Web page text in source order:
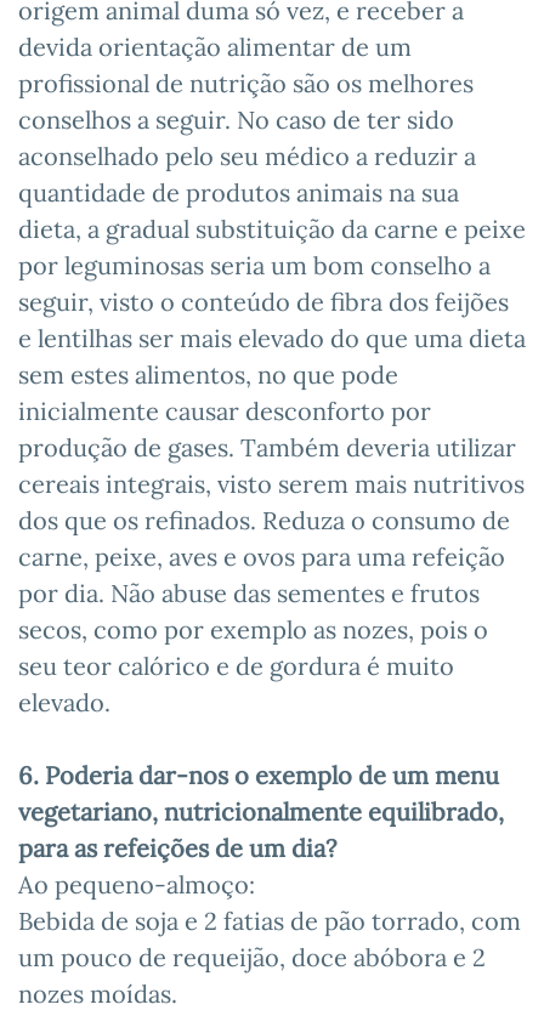
origem animal duma só vez, e receber a
devida orientação alimentar de um
profissional de nutrição são os melhores
conselhos a seguir. No caso de ter sido
aconselhado pelo seu médico a reduzir a
quantidade de produtos animais na sua
dieta, a gradual substituição da carne e peixe
por leguminosas seria um bom conselho a
seguir, visto o conteúdo de fibra dos feijões
e lentilhas ser mais elevado do que uma dieta
sem estes alimentos, no que pode
inicialmente causar desconforto por
produção de gases. Também deveria utilizar
cereais integrais, visto serem mais nutritivos
dos que os refinados. Reduza o consumo de
carne, peixe, aves e ovos para uma refeição
por dia. Não abuse das sementes e frutos
secos, como por exemplo as nozes, pois o
seu teor calórico e de gordura é muito
elevado.
6. Poderia dar-nos o exemplo de um menu
vegetariano, nutricionalmente equilibrado,
para as refeições de um dia?
Ao pequeno-almoço:
Bebida de soja e 2 fatias de pão torrado, com
um pouco de requeijão, doce abóbora e 2
nozes moídas.